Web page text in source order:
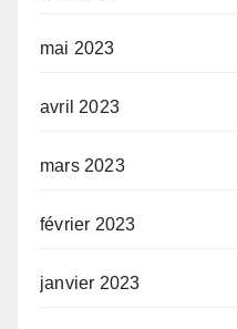
mai 2023
avril 2023
mars 2023
février 2023
janvier 2023